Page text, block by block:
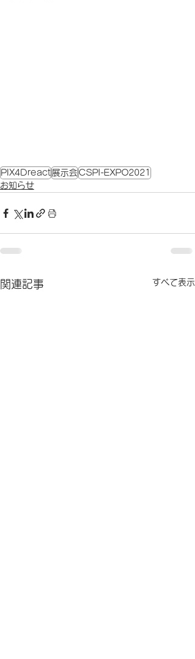
PIX4Dreact 展示会 CSPI-EXPO2021
お知らせ
関連記事 すべて表示